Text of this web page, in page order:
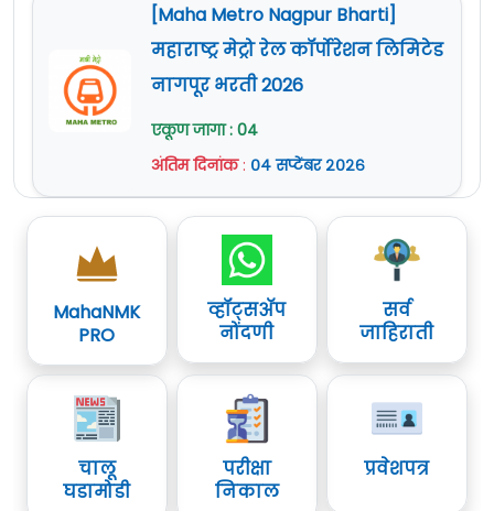
अर्जासोबत आवश्यक कागदपत्रे जोडावी.
सविस्तर माहितीसाठी व अर्ज करण्यापूर्वी कृपया
जाहिरात काळजीपूर्वक वाचावी.
अधिक माहितीwww.mahaforest.gov.in
[Maha Metro Nagpur Bharti]
महाराष्ट्र मेट्रो रेल कॉर्पोरेशन लिमिटेड
नागपूर भरती 2026
एकूण जागा : 04
अंतिम दिनांक: ०४ सप्टेंबर २०२६
MahaNMK
PRO
व्हॉट्सॲप
नोंदणी
सर्व
जाहिराती
चालू
घडामोडी
परीक्षा
निकाल
प्रवेशपत्र